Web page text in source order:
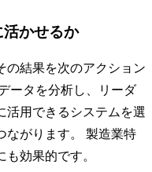
かせるか
の結果を次のアクション
ータを分析し、リーダ
活用できるシステムを選
ながります。 製造業特
効果的です。